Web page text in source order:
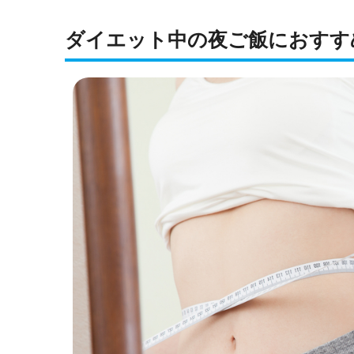
ダイエット中の夜ご飯におす